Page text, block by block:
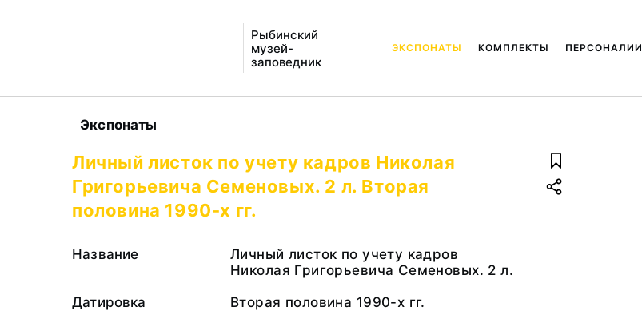
Рыбинский
музей-
заповедник
ЭКСПОНАТЫ КОМПЛЕКТЫ ПЕРСОНАЛИИ
Экспонаты
Личный листок по учету кадров Николая
Григорьевича Семеновых. 2 л. Вторая
половина 1990-х гг.
Название
Личный листок по учету кадров
Николая Григорьевича Семеновых. 2 л.
Датировка
Вторая половина 1990-х гг.